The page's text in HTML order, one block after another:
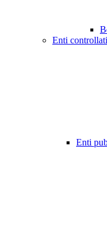
Enti controllati
Enti